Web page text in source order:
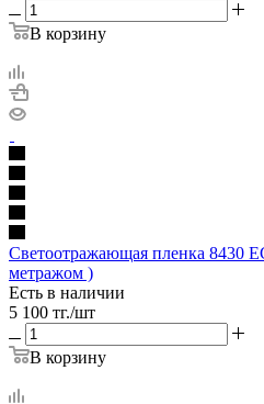
В корзину
Cветоотражающая пленка 8430
метражом )
Есть в наличии
5 100 тг./шт
В корзину